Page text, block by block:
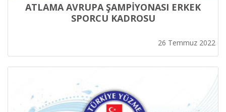
ATLAMA AVRUPA ŞAMPİYONASI ERKEK
SPORCU KADROSU
26 Temmuz 2022